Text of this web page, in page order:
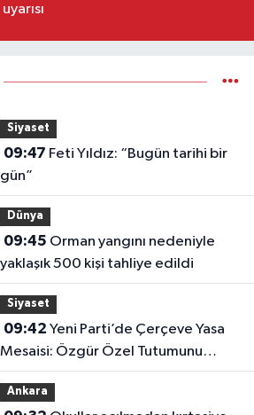
uyarısı
Siyaset
09:47
gün”
Dünya
09:45
yaklaşık 500 kişi tahliye edildi
Siyaset
09:42
Mesaisi: Özgür Özel Tutumunu
Açıklayacak!
Ankara